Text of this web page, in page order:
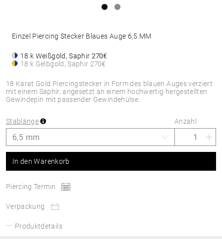
18 Karat Gold Piercingstecker in Form des blauen Auges verziert
mit einem Saphir, angesetzt an einem hochwertig hergestellten
Gewindepin mit passender Gewindehülse.
Einzel Piercing Stecker Blaues Auge 6,5 MM
18 k Weißgold, Saphir 270€
18 k Gelbgold, Saphir 270€
Stablänge Anzahl
In den Warenkorb
Piercing Termin
Verpackung
Produktdetails